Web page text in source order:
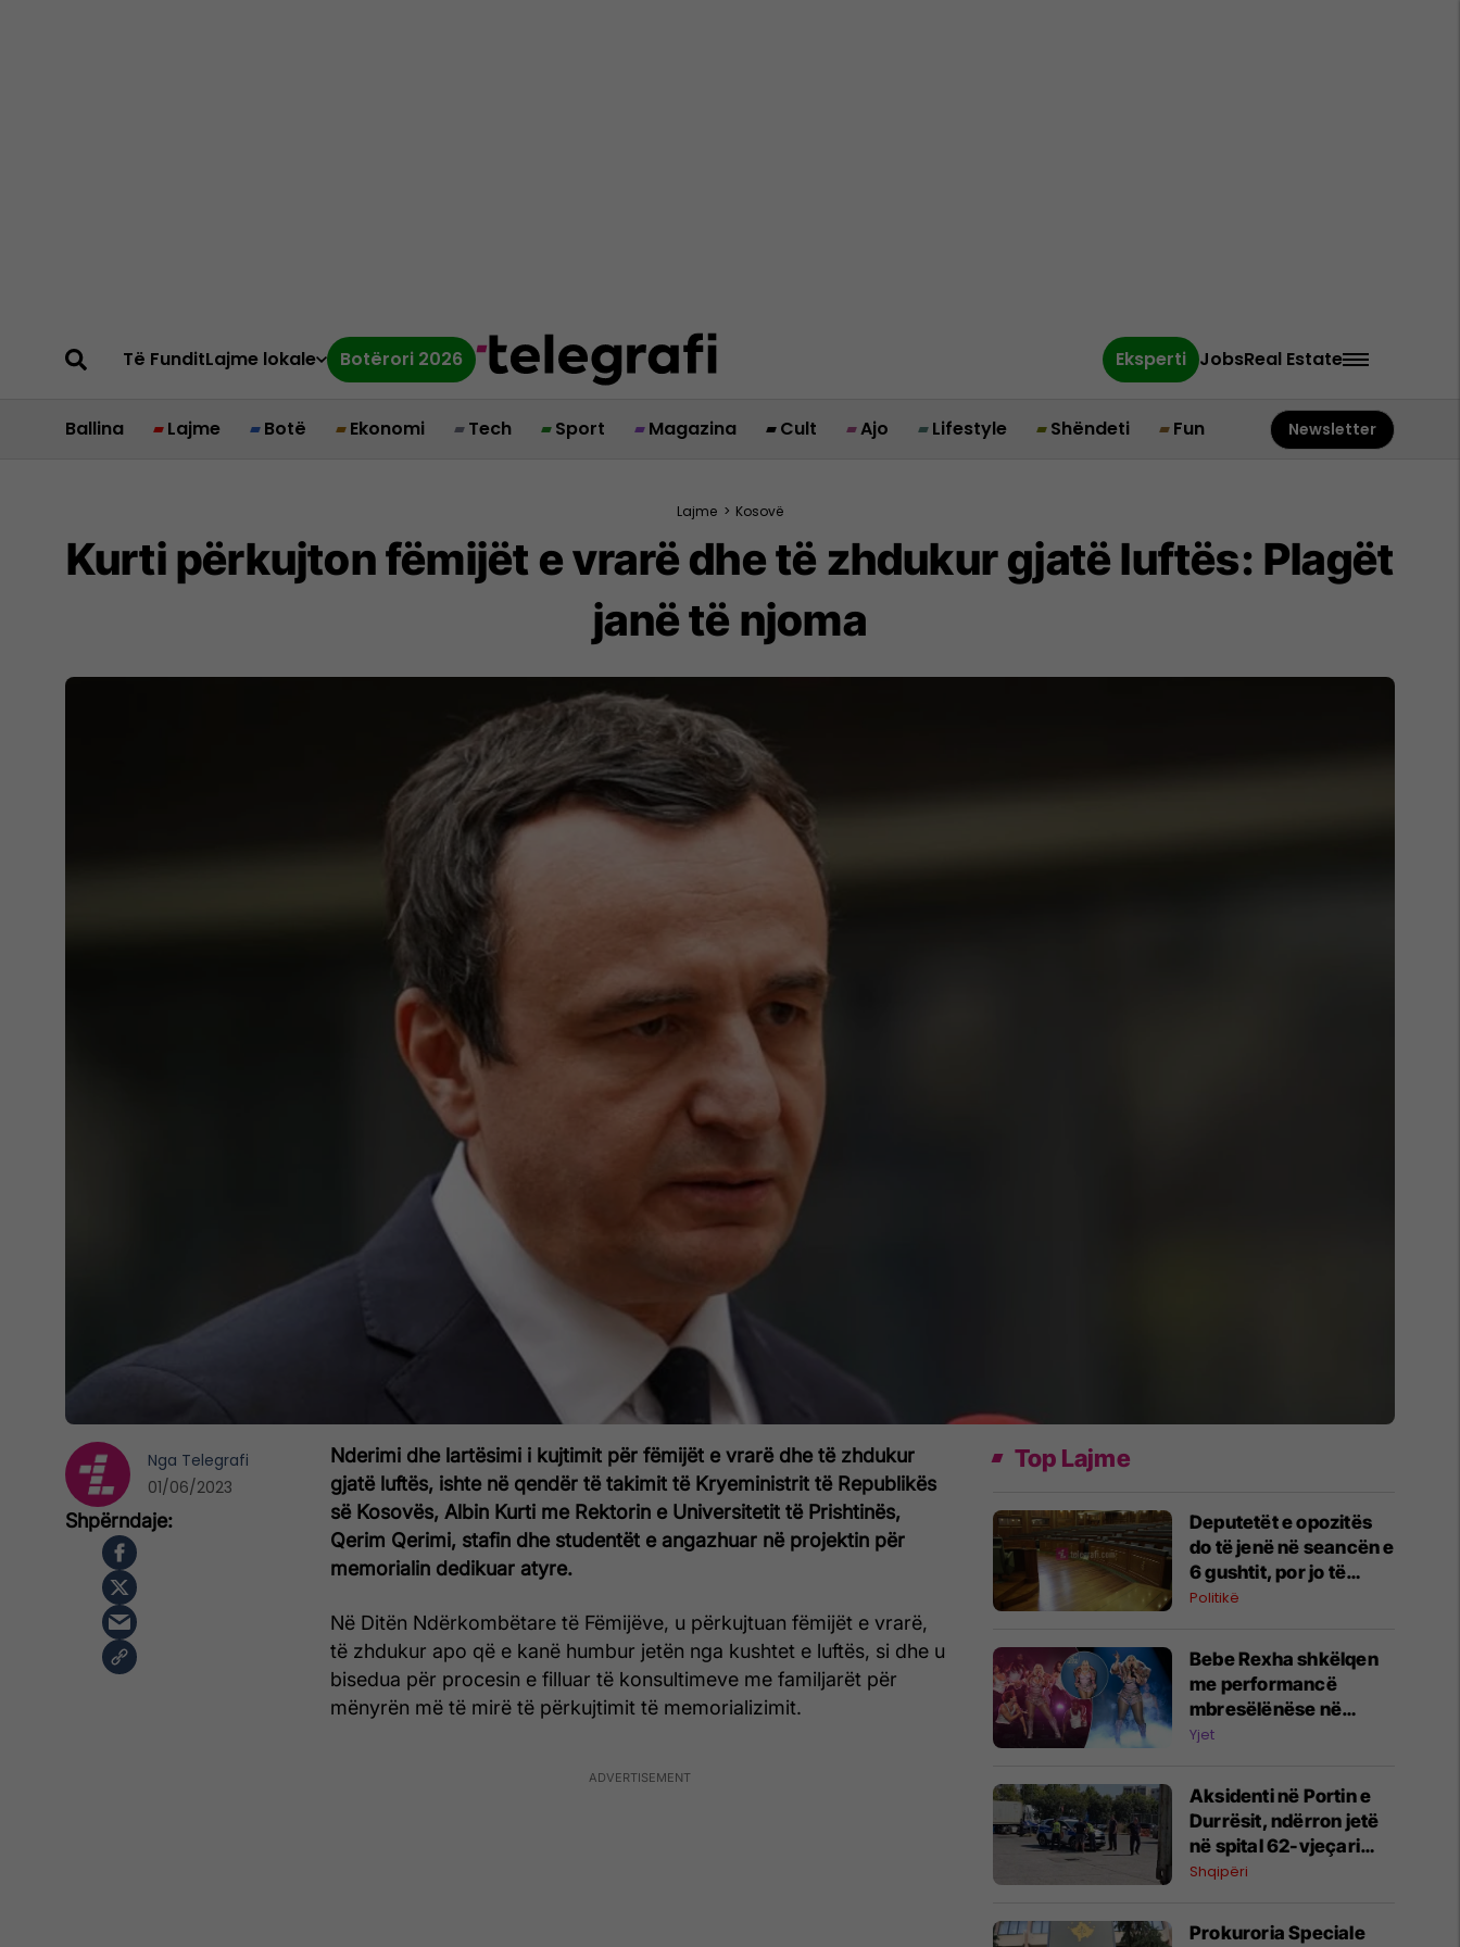
Të FunditLajme lokale Botërori 2026 Eksperti JobsReal Estate
Ballina Lajme Botë Ekonomi Tech Sport Magazina Cult Ajo Lifestyle Shëndeti Fun Newsletter
Lajme > Kosovë
Kurti përkujton fëmijët e vrarë dhe të zhdukur gjatë luftës: Plagët
janë të njoma
Nderimi dhe lartësimi i kujtimit për fëmijët e vrarë dhe të zhdukur
gjatë luftës, ishte në qendër të takimit të Kryeministrit të Republikës
së Kosovës, Albin Kurti me Rektorin e Universitetit të Prishtinës,
Qerim Qerimi, stafin dhe studentët e angazhuar në projektin për
memorialin dedikuar atyre.
Në Ditën Ndërkombëtare të Fëmijëve, u përkujtuan fëmijët e vrarë,
të zhdukur apo që e kanë humbur jetën nga kushtet e luftës, si dhe u
bisedua për procesin e filluar të konsultimeve me familjarët për
mënyrën më të mirë të përkujtimit të memorializimit.
Nga Telegrafi
01/06/2023
Top Lajme
Deputetët e opozitës
do të jenë në seancën e
6 gushtit, por jo të
gjithë mbështesin
Politikë
Bebe Rexha shkëlqen
me performancë
mbresëlënëse në
emisionin e famshëm
Show" të Jimmy Fallon
Yjet
Aksidenti në Portin e
Durrësit, ndërron jetë
në spital 62-vjeçari
nga Kosova
Shqipëri
Prokuroria Speciale